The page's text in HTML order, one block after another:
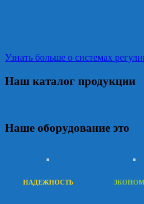
Узнать больше о системах
Наш каталог продукции
Наше оборудование это
НАДЕЖНОСТЬ